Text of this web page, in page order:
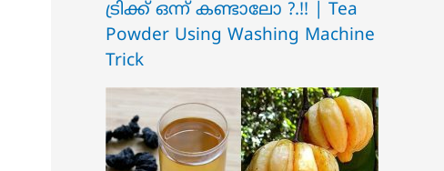
ട്രിക്ക് ഒന്ന് കണ്ടാലോ ?.!! | Tea
Powder Using Washing Machine
Trick